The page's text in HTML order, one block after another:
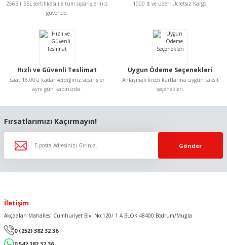
256Bit SSL sertifikası ile tüm siparişleriniz
güvende.
1000 $ ve üzeri Ücretsiz Kargo!
Hızlı ve Güvenli Teslimat
Saat 16:00'a kadar verdiğiniz siparişler
aynı gün kapınızda.
Uygun Ödeme Seçenekleri
Anlaşmalı kredi kartlarına uygun taksit
seçenekleri.
Fırsatlarımızı Kaçırmayın!
Gönder
İletişim
Akçaalan Mahallesi Cumhuriyet Blv. No:120/ 1 A BLOK 48400 Bodrum/Muğla
0 (252) 382 32 36
0 542 182 32 36